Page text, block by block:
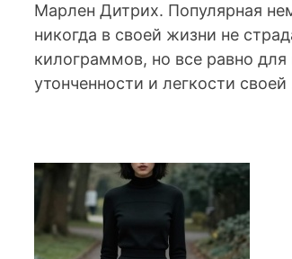
Марлен Дитрих. Популярная
никогда в своей жизни не
килограммов, но все равно
утонченности и легкости своей